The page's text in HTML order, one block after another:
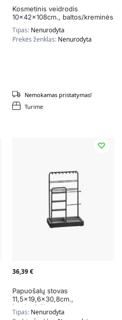
Kosmetinis veidrodis
10x42x108cm., baltos/kreminės
spalvos
Tipas: Nenurodyta
Prekės ženklas: Nenurodyta
Turime
Nemokamas pristatymas!
36,39€
Papuošalų stovas
11,5×19,6×30,8cm.,
juodos/pilkos spalvos
Tipas: Nenurodyta